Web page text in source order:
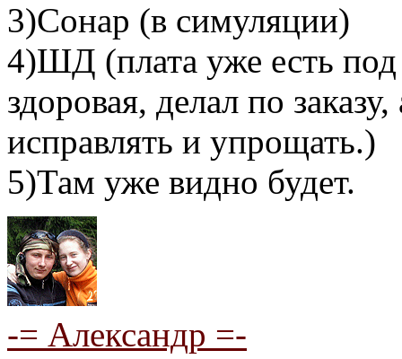
3)Сонар (в симуляции)
4)ШД (плата уже есть
здоровая, делал по
исправлять и упрощать.)
5)Там уже видно будет.
-= Александр =-